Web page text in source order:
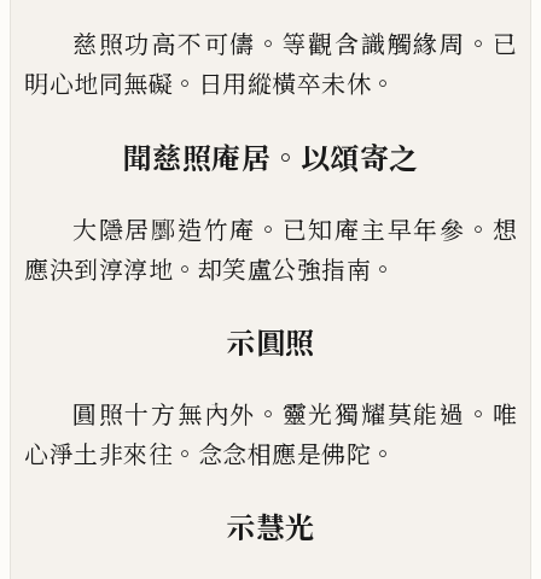
慈照功高不可儔 。 等觀含識觸緣周 。 已
明心地同無礙 。 日用縱橫卒未休 。
聞慈照庵居 。 以頌寄之
大隱居𫑮造竹庵 。 已知庵主早年參 。 想
應決到淳淳地 。 却笑盧公強指南 。
示圓照
圓照十方無內外 。 靈光獨耀莫能過 。 唯
心淨土非來往 。 念念相應是佛陀 。
示慧光